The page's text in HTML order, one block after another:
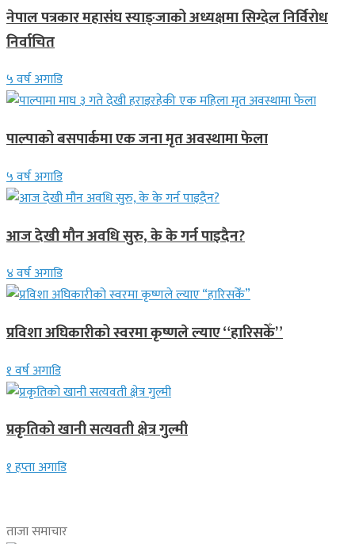
नेपाल पत्रकार महासंघ स्याङ्जाको अध्यक्षमा सिग्देल निर्विरोध
निर्वाचित
५ वर्ष अगाडि
पाल्पाको बसपार्कमा एक जना मृत अवस्थामा फेला
५ वर्ष अगाडि
आज देखी मौन अवधि सुरु, के के गर्न पाइदैन?
४ वर्ष अगाडि
प्रविशा अघिकारीको स्वरमा कृष्णले ल्याए “हारिसकेँ”
१ वर्ष अगाडि
प्रकृतिको खानी सत्यवती क्षेत्र गुल्मी
१ हप्ता अगाडि
ताजा समाचार